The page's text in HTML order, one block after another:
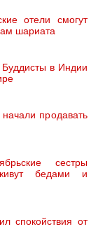
отели смогут
шариата
Буддисты в Индии
продавать
сестры
бедами и
спокойствия от